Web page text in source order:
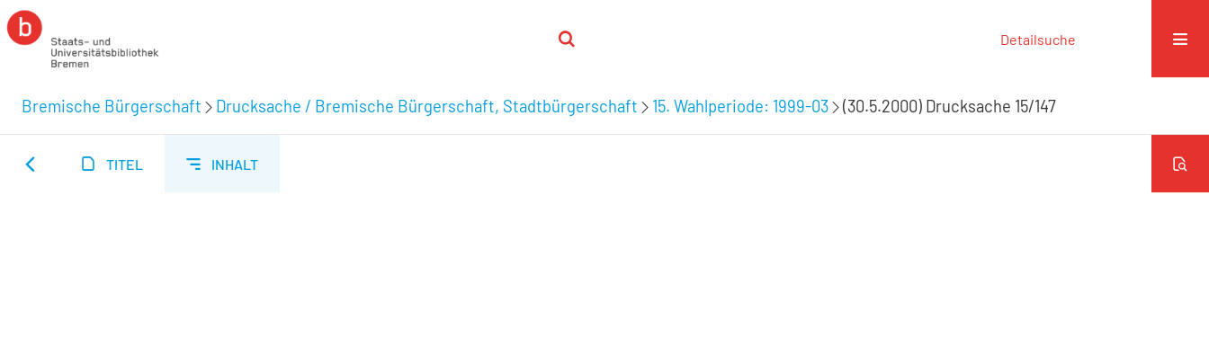
Detailsuche
Bremische Bürgerschaft Drucksache / Bremische Bürgerschaft, Stadtbürgerschaft 15. Wahlperiode: 1999-03 (30.5.2000) Drucksache 15/147
TITEL INHALT